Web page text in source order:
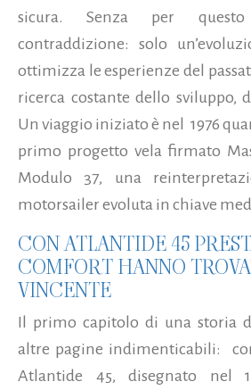
sicura. Senza per
contraddizione: solo
ottimizza le esperienze del
ricerca costante dello sviluppo,
Un viaggio iniziato è nel 1976
primo progetto vela firmato
Modulo 37, una
motorsailer evoluta in chiave
CON ATLANTIDE 45
COMFORT HANNO
VINCENTE
Il primo capitolo di una storia
altre pagine indimenticabili:
Atlantide 45, disegnato nel